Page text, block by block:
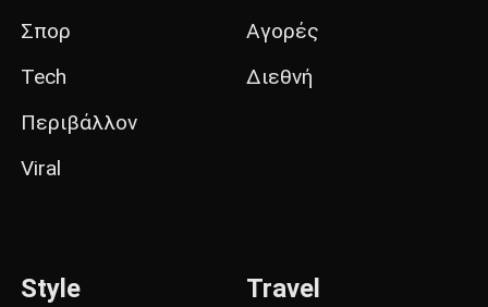
Σπορ
Tech
Περιβάλλον
Viral
Αγορές
Διεθνή
Style Travel